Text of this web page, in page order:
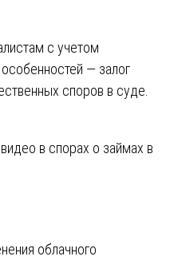
с учетом
— залог
споров в суде.
в спорах о займах в
облачного